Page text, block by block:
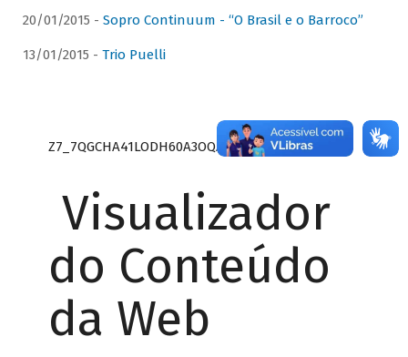
20/01/2015 - Sopro Continuum - “O Brasil e o Barroco”
13/01/2015 - Trio Puelli
Z7_7QGCHA41LODH60A3OQA8RN1415
Visualizador
do Conteúdo
da Web